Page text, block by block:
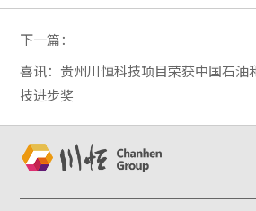
下一篇：
喜讯：贵州川恒科技项目荣获中国石油
技进步奖